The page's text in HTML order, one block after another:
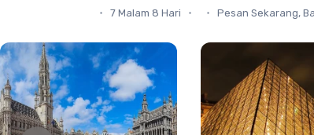
7 Malam 8 Hari Pesan Sekarang,